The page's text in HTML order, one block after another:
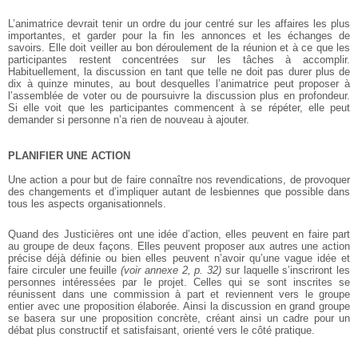
L’animatrice devrait tenir un ordre du jour centré sur les affaires les plus
importantes, et garder pour la fin les annonces et les échanges de
savoirs. Elle doit veiller au bon déroulement de la réunion et à ce que les
participantes restent concentrées sur les tâches à accomplir.
Habituellement, la discussion en tant que telle ne doit pas durer plus de
dix à quinze minutes, au bout desquelles l’animatrice peut proposer à
l’assemblée de voter ou de poursuivre la discussion plus en profondeur.
Si elle voit que les participantes commencent à se répéter, elle peut
demander si personne n’a rien de nouveau à ajouter.
PLANIFIER UNE ACTION
Une action a pour but de faire connaître nos revendications, de provoquer
des changements et d’impliquer autant de lesbiennes que possible dans
tous les aspects organisationnels.
Quand des Justicières ont une idée d’action, elles peuvent en faire part
au groupe de deux façons. Elles peuvent proposer aux autres une action
précise déjà définie ou bien elles peuvent n’avoir qu’une vague idée et
faire circuler une feuille (voir annexe 2, p. 32) sur laquelle s’inscriront les
personnes intéressées par le projet. Celles qui se sont inscrites se
réunissent dans une commission à part et reviennent vers le groupe
entier avec une proposition élaborée. Ainsi la discussion en grand groupe
se basera sur une proposition concrète, créant ainsi un cadre pour un
débat plus constructif et satisfaisant, orienté vers le côté pratique.